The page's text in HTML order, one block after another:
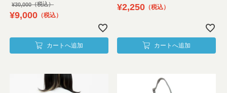
¥30,000
¥9,000 税込
カートへ追加
¥2,250 税込
カートへ追加